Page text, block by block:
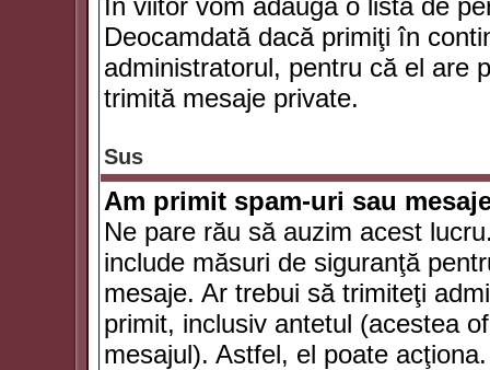
În viitor vom adauga o listă de
Deocamdată dacă primiţi în
administratorul, pentru că el are
trimită mesaje private.
Sus
Am primit spam-uri sau
Ne pare rău să auzim acest
include măsuri de siguranţă
mesaje. Ar trebui să trimiteţi
primit, inclusiv antetul (acestea
mesajul). Astfel, el poate acţiona.